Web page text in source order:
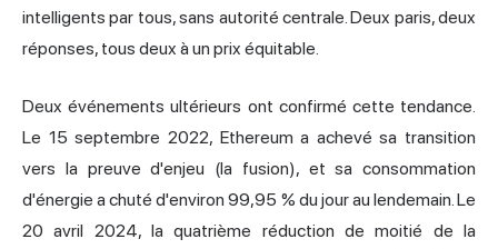
intelligents par tous, sans autorité centrale. Deux paris, deux
réponses, tous deux à un prix équitable.
Deux événements ultérieurs ont confirmé cette tendance.
Le 15 septembre 2022, Ethereum a achevé sa transition
vers la preuve d'enjeu (la fusion), et sa consommation
d'énergie a chuté d'environ 99,95 % du jour au lendemain. Le
20 avril 2024, la quatrième réduction de moitié de la